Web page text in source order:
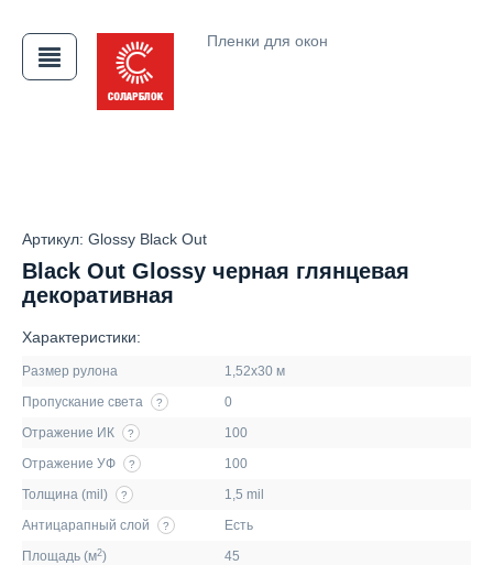
Пленки для окон
Артикул: Glossy Black Out
Black Out Glossy черная глянцевая
декоративная
Характеристики:
Размер рулона
1,52х30 м
Пропускание света
?
0
Отражение ИК
?
100
Отражение УФ
?
100
Толщина (mil)
?
1,5 mil
Антицарапный слой
?
Есть
Площадь (м2)
45